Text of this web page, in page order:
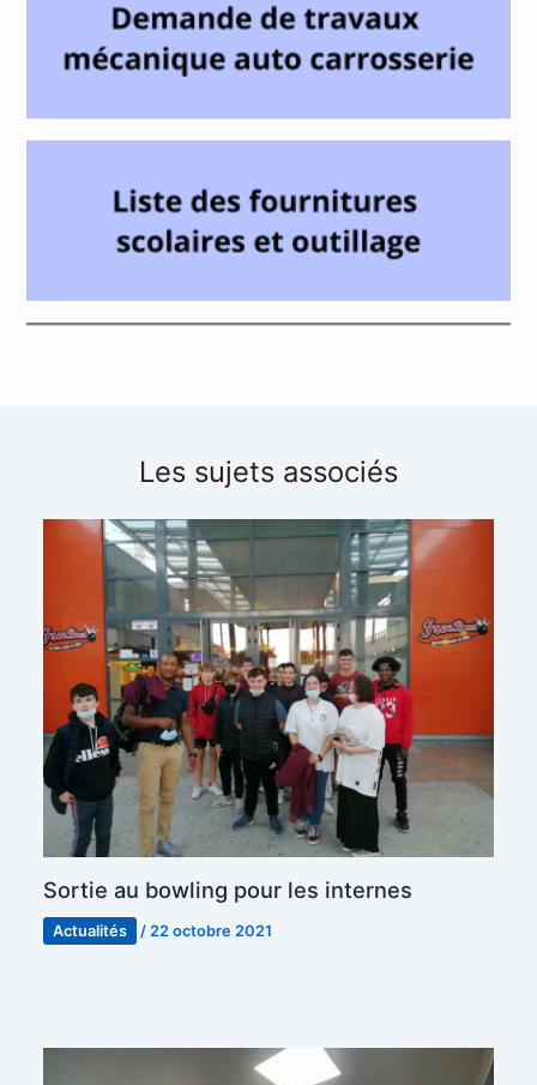
Les sujets associés
Sortie au bowling pour les internes
Actualités /22 octobre 2021